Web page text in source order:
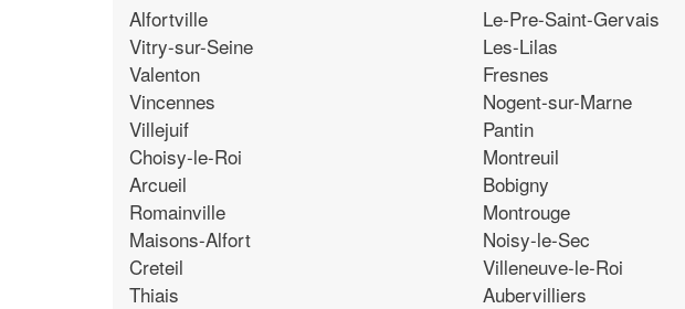
Alfortville
Vitry-sur-Seine
Valenton
Vincennes
Villejuif
Choisy-le-Roi
Arcueil
Romainville
Maisons-Alfort
Creteil
Thiais
Le-Pre-Saint-Gervais
Les-Lilas
Fresnes
Nogent-sur-Marne
Pantin
Montreuil
Bobigny
Montrouge
Noisy-le-Sec
Villeneuve-le-Roi
Aubervilliers